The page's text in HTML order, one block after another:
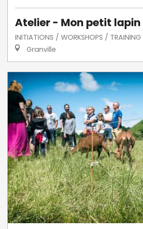
Atelier - Mon petit lapin
INITIATIONS / WORKSHOPS / TRAINING
Granville